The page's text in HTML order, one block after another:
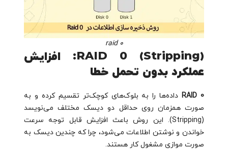
raid 0
RAID 0 (Stripping): افزایش
عملکرد بدون تحمل خطا
RAID 0داده‌ها را به بلوک‌های کوچک‌تر تقسیم کرده و به
صورت همزمان روی حداقل دو دیسک مختلف می‌نویسد
(Stripping). این روش باعث افزایش قابل توجه سرعت
خواندن و نوشتن اطلاعات می‌شود، چرا که چندین دیسک به
صورت موازی مشغول کار هستند.